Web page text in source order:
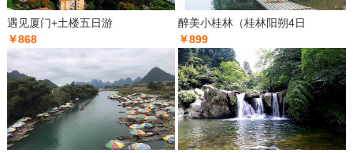
遇见厦门+土楼五日游
￥868
醉美小桂林（桂林阳朔4日
￥899